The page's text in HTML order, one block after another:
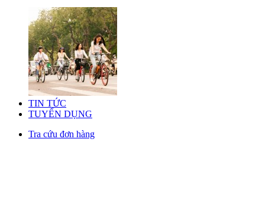
TIN TỨC
TUYỂN DỤNG
Tra cứu đơn hàng